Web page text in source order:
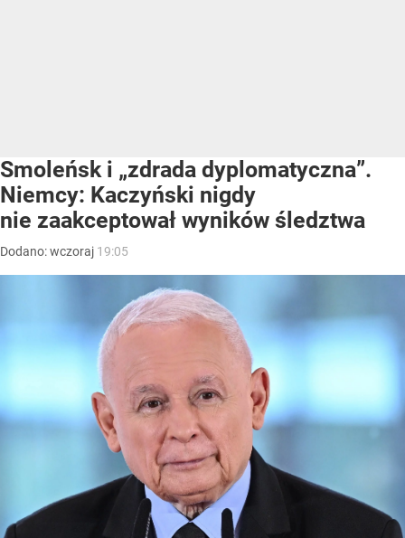
Smoleńsk i „zdrada dyplomatyczna”.
Niemcy: Kaczyński nigdy
nie zaakceptował wyników śledztwa
Dodano:wczoraj 19:05